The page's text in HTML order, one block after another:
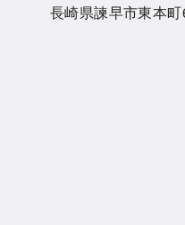
長崎県諫早市東本